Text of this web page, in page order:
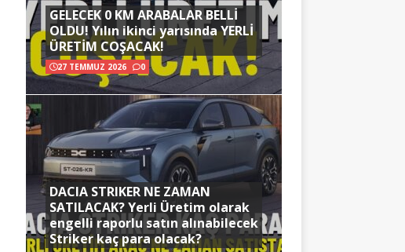
GELECEK 0 KM ARABALAR BELLİ
OLDU! Yılın ikinci yarısında YERLİ
ÜRETİM COŞACAK!
27 TEMMUZ 2026 0
DACIA STRIKER NE ZAMAN
SATILACAK? Yerli Üretim olarak
engelli raporlu satın alınabilecek
Striker kaç para olacak?